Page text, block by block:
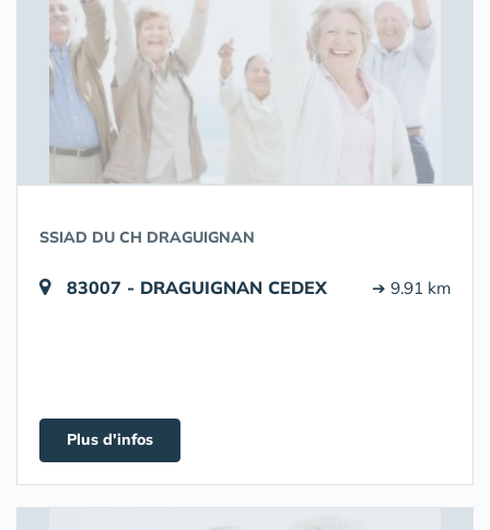
SSIAD DU CH DRAGUIGNAN
83007 - DRAGUIGNAN CEDEX ➔ 9.91 km
Plus d'infos